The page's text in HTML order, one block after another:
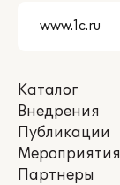
Каталог
Внедрения
Публикации
Мероприятия
Партнеры